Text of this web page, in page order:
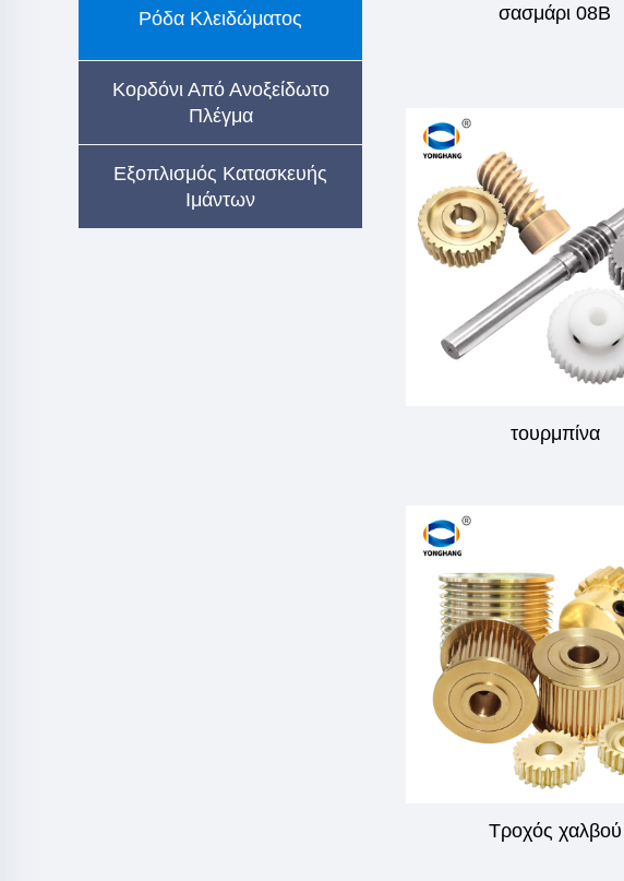
Ρόδα Κλειδώματος
Κορδόνι Από Ανοξείδωτο
Πλέγμα
Εξοπλισμός Κατασκευής
Ιμάντων
σασμάρι 08B
τουρμπίνα
Τροχός χαλβού